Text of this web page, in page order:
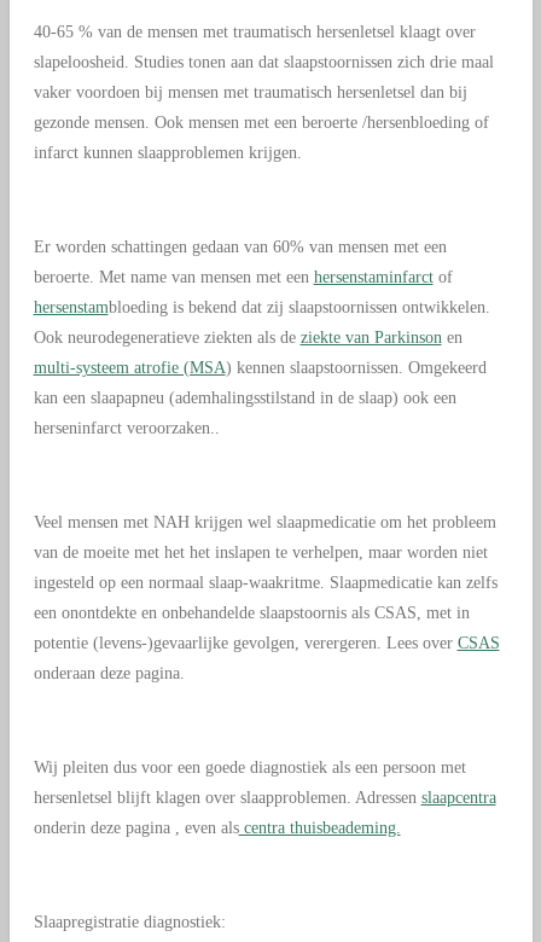
40-65 % van de mensen met traumatisch hersenletsel klaagt over
slapeloosheid. Studies tonen aan dat slaapstoornissen zich drie maal
vaker voordoen bij mensen met traumatisch hersenletsel dan bij
gezonde mensen. Ook mensen met een beroerte /hersenbloeding of
infarct kunnen slaapproblemen krijgen.
Er worden schattingen gedaan van 60% van mensen met een
beroerte. Met name van mensen met een hersenstaminfarctof
hersenstambloeding is bekend dat zij slaapstoornissen ontwikkelen.
Ook neurodegeneratieve ziekten als de ziekte van Parkinson en
multi-systeem atrofie (MSA) kennen slaapstoornissen. Omgekeerd
kan een slaapapneu (ademhalingsstilstand in de slaap) ook een
herseninfarct veroorzaken..
Veel mensen met NAH krijgen wel slaapmedicatie om het probleem
van de moeite met het het inslapen te verhelpen, maar worden niet
ingesteld op een normaal slaap-waakritme. Slaapmedicatie kan zelfs
een onontdekte en onbehandelde slaapstoornis als CSAS, met in
potentie (levens-)gevaarlijke gevolgen, verergeren. Lees over CSAS
onderaan deze pagina.
Wij pleiten dus voor een goede diagnostiek als een persoon met
hersenletsel blijft klagen over slaapproblemen. Adressen slaapcentra
onderin deze pagina , even alscentra thuisbeademing.
Slaapregistratie diagnostiek: